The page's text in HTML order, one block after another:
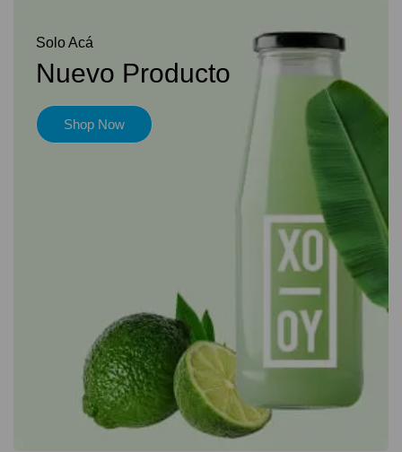
Solo Acá
Nuevo Producto
Shop Now